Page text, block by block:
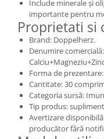
Include minerale și
importante pentru
Proprietati si
Brand: Doppelherz.
Denumire
Forma de
Cantitate: 30
Categoria sursă:
Tip produs:
Avertizare
producător fără